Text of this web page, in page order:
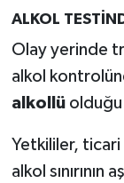
ALKOL
Olay yerinde
alkol
alkollü
Yetkililer, ticari
alkol sınırının